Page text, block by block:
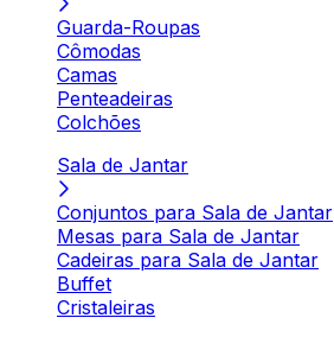
Guarda-Roupas
Cômodas
Camas
Penteadeiras
Colchões
Sala de Jantar
Conjuntos para Sala de Jantar
Mesas para Sala de Jantar
Cadeiras para Sala de Jantar
Buffet
Cristaleiras